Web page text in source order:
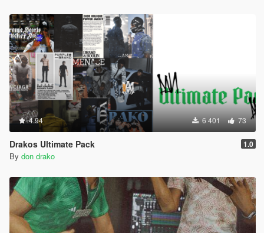
4.94 6 401 73
Drakos Ultimate Pack 1.0
By don drako